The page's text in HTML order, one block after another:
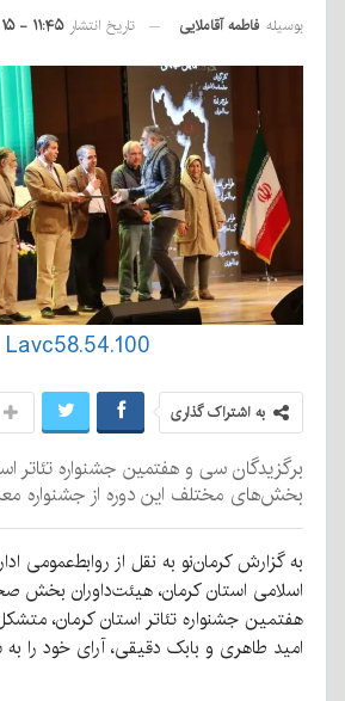
بوسیله فاطمه آقاملایی تاریخ انتشار ۱۱:۴۵ - ۱۵ آذر ۱۴۰۴
Lavc58.54.100
به اشتراک گذاری
برگزیدگان سی و هفتمین جشنواره تئاتر
بخش‌های مختلف این دوره از جشنواره
به گزارش کرمان‌نو به نقل از روابط‌عمومی
اسلامی استان کرمان، هیئت‌داوران بخش
هفتمین جشنواره تئاتر استان کرمان،
امید طاهری و بابک دقیقی، آرای خود را به